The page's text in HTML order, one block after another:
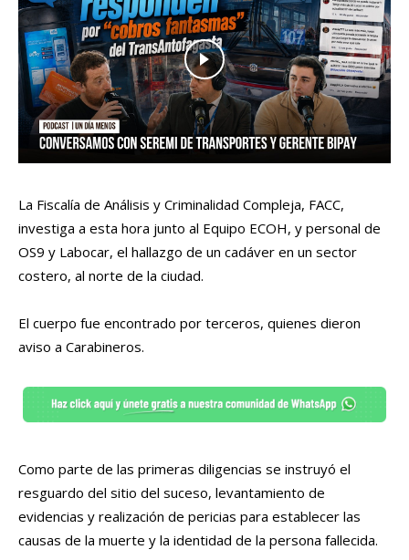
La Fiscalía de Análisis y Criminalidad Compleja, FACC,
investiga a esta hora junto al Equipo ECOH, y personal de
OS9 y Labocar, el hallazgo de un cadáver en un sector
costero, al norte de la ciudad.
El cuerpo fue encontrado por terceros, quienes dieron
aviso a Carabineros.
Como parte de las primeras diligencias se instruyó el
resguardo del sitio del suceso, levantamiento de
evidencias y realización de pericias para establecer las
causas de la muerte y la identidad de la persona fallecida.